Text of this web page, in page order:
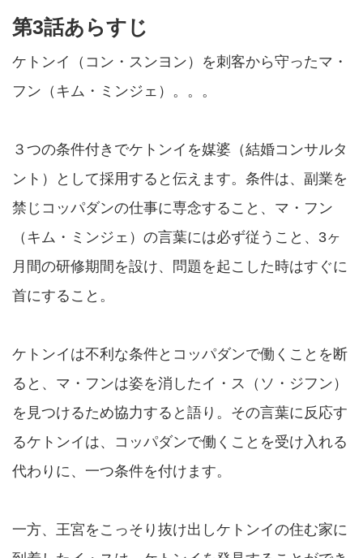
第3話あらすじ
ケトンイ（コン・スンヨン）を刺客から守ったマ・
フン（キム・ミンジェ）。。。
３つの条件付きでケトンイを媒婆（結婚コンサルタ
ント）として採用すると伝えます。条件は、副業を
禁じコッパダンの仕事に専念すること、マ・フン
（キム・ミンジェ）の言葉には必ず従うこと、3ヶ
月間の研修期間を設け、問題を起こした時はすぐに
首にすること。
ケトンイは不利な条件とコッパダンで働くことを断
ると、マ・フンは姿を消したイ・ス（ソ・ジフン）
を見つけるため協力すると語り。その言葉に反応す
るケトンイは、コッパダンで働くことを受け入れる
代わりに、一つ条件を付けます。
一方、王宮をこっそり抜け出しケトンイの住む家に